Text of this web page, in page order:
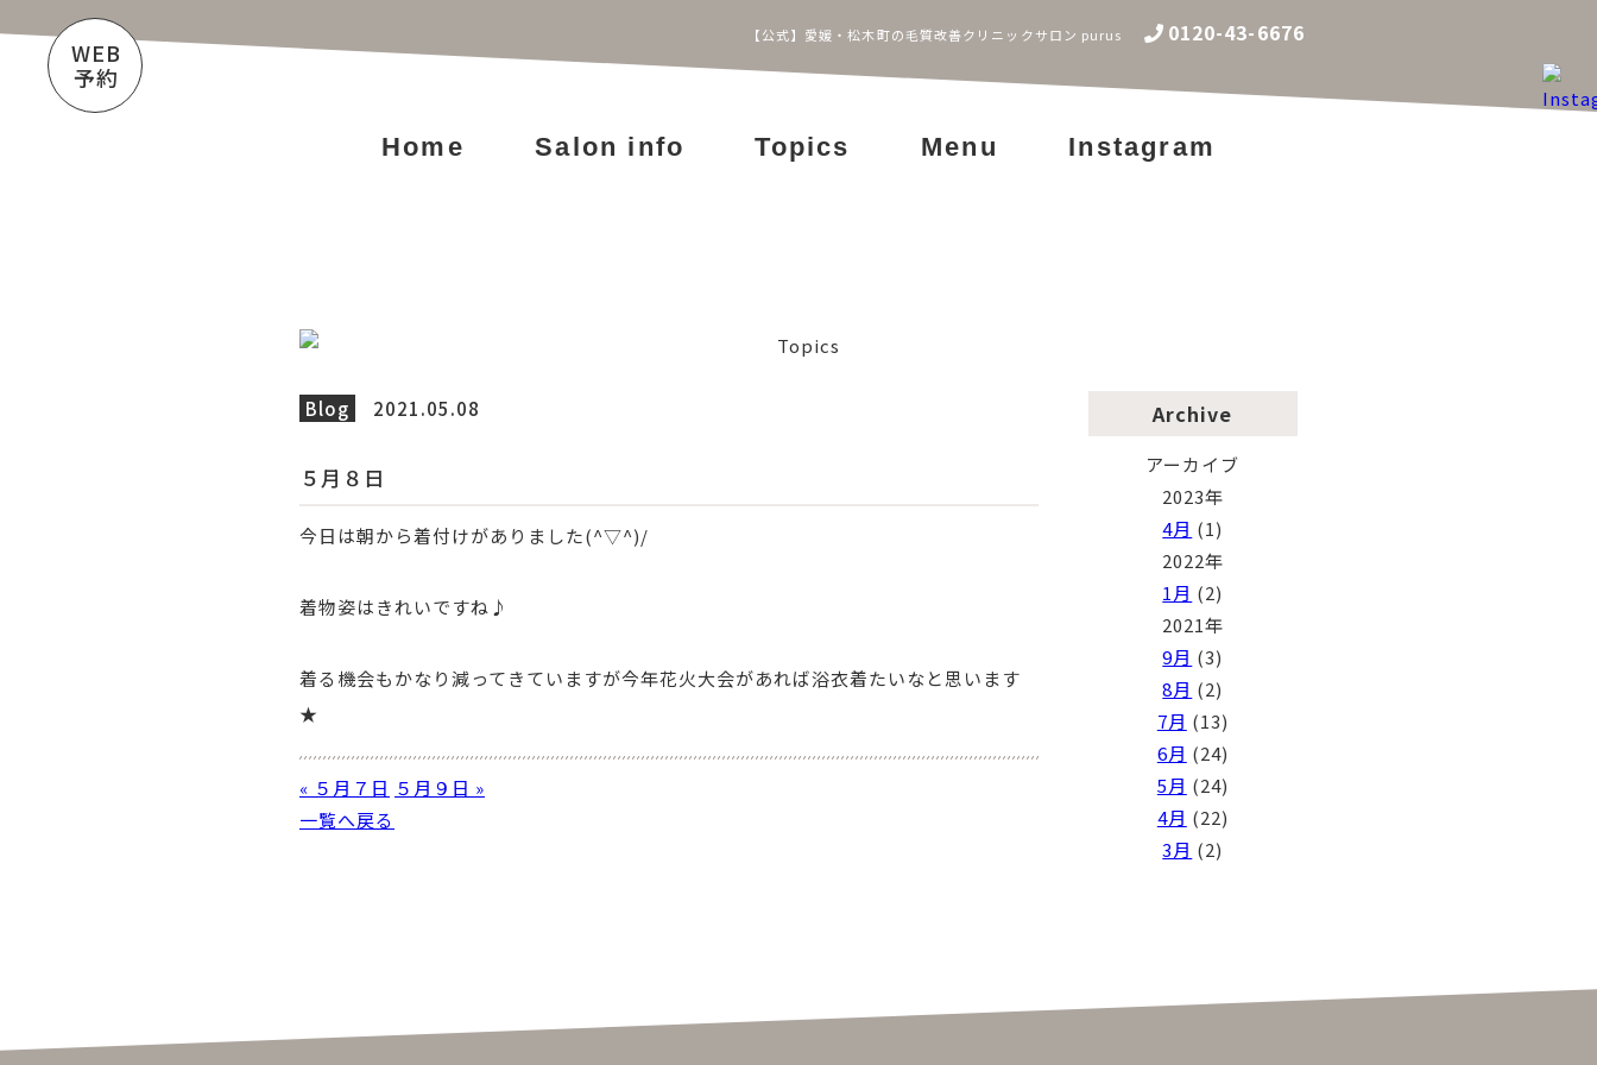
【公式】愛媛・松木町の毛質改善クリニックサロン purus 0120-43-6676
Home Salon info Topics Menu Instagram
Blog 2021.05.08
５月８日
今日は朝から着付けがありました(^▽^)/
着物姿はきれいですね♪
着る機会もかなり減ってきていますが今年花火大会があれば浴衣着たいなと思います
★
« ５月７日 ５月９日 »
一覧へ戻る
Archive
アーカイブ
2023年
4月 (1)
2022年
1月 (2)
2021年
9月 (3)
8月 (2)
7月 (13)
6月 (24)
5月 (24)
4月 (22)
3月 (2)
WEB
予約